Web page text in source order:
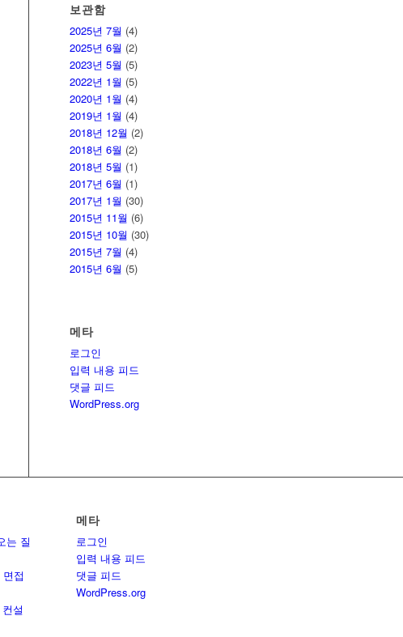
보관함
2025년 7월 (4)
2025년 6월 (2)
2023년 5월 (5)
2022년 1월 (5)
2020년 1월 (4)
2019년 1월 (4)
2018년 12월 (2)
2018년 6월 (2)
2018년 5월 (1)
2017년 6월 (1)
2017년 1월 (30)
2015년 11월 (6)
2015년 10월 (30)
2015년 7월 (4)
2015년 6월 (5)
메타
로그인
입력 내용 피드
댓글 피드
WordPress.org
는 질
접
설
메타
로그인
입력 내용 피드
댓글 피드
WordPress.org